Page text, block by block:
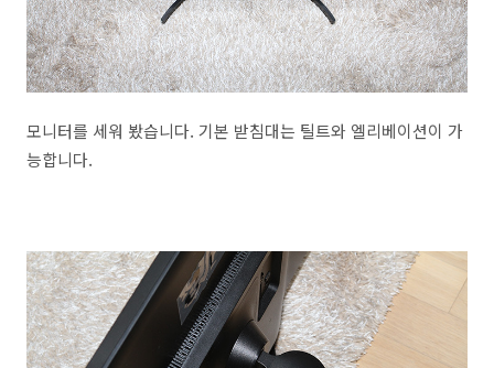
모니터를 세워 봤습니다. 기본 받침대는 틸트와 엘리베이션이 가
능합니다.